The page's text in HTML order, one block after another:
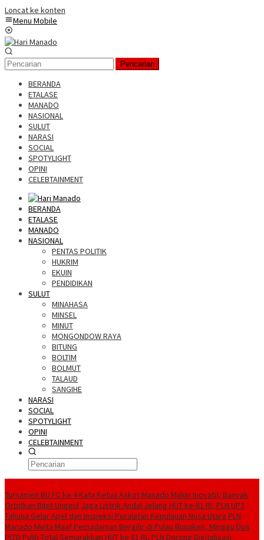
Loncat ke konten
Menu Mobile
Pencarian
BERANDA
ETALASE
MANADO
NASIONAL
SULUT
NARASI
SOCIAL
SPOTYLIGHT
OPINI
CELEBTAINMENT
BERANDA
ETALASE
MANADO
NASIONAL
PENTAS POLITIK
HUKRIM
EKUIN
PENDIDIKAN
SULUT
MINAHASA
MINSEL
MINUT
MONGONDOW RAYA
BITUNG
BOLTIM
BOLMUT
TALAUD
SANGIHE
NARASI
SOCIAL
SPOTYLIGHT
OPINI
CELEBTAINMENT
Turnamen BU FC ke 4 Kata Ketua Askot Manado Makin Inovatif, Banyak
Orbitkan Bibit Unggul Jaga Listrik Andal Jelang HUT ke-81 RI, PLN UP3
Tahuna Gelar Apel dan Inspeksi Peralatan Kepulauan Nusa Utara PLN
Manado Minta Maaf Pemadaman Bergilir di Pulau Bunaken, Minggu Dua
PLTD Pulih TotalSemarakkan HUT ke 81 RI, PLN Dorong Digitalisasi